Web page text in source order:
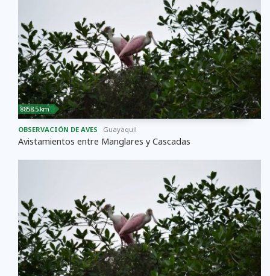
8858,5 km
OBSERVACIÓN DE AVES Guayaquil
Avistamientos entre Manglares y Cascadas